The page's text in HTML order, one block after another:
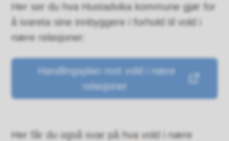
Her ser du hva Hustadvika kommune gjør for
å ivareta sine innbyggere i forhold til vold i
nære relasjoner:
Handlingsplan mot vold i nære
relasjoner
Her får du også svar på hva vold i nære